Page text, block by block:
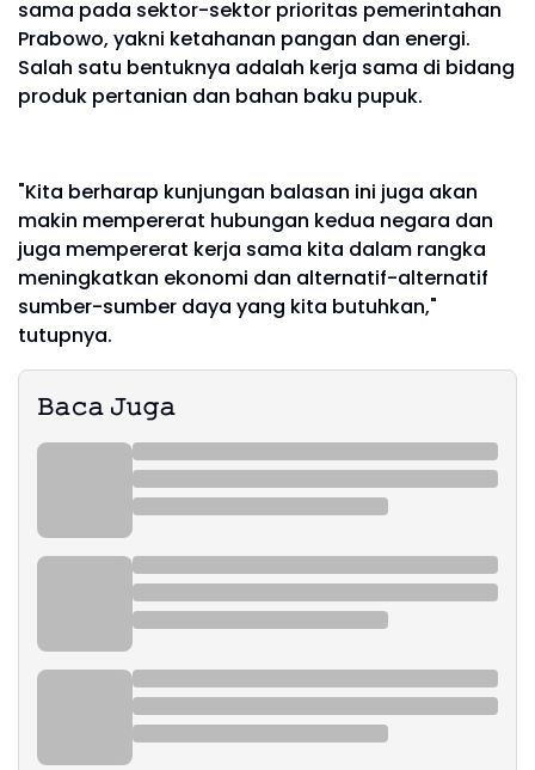
sama pada sektor-sektor prioritas pemerintahan
Prabowo, yakni ketahanan pangan dan energi.
Salah satu bentuknya adalah kerja sama di bidang
produk pertanian dan bahan baku pupuk.
"Kita berharap kunjungan balasan ini juga akan
makin mempererat hubungan kedua negara dan
juga mempererat kerja sama kita dalam rangka
meningkatkan ekonomi dan alternatif-alternatif
sumber-sumber daya yang kita butuhkan,"
tutupnya.
𝙱𝚊𝚌𝚊 𝙹𝚞𝚐𝚊